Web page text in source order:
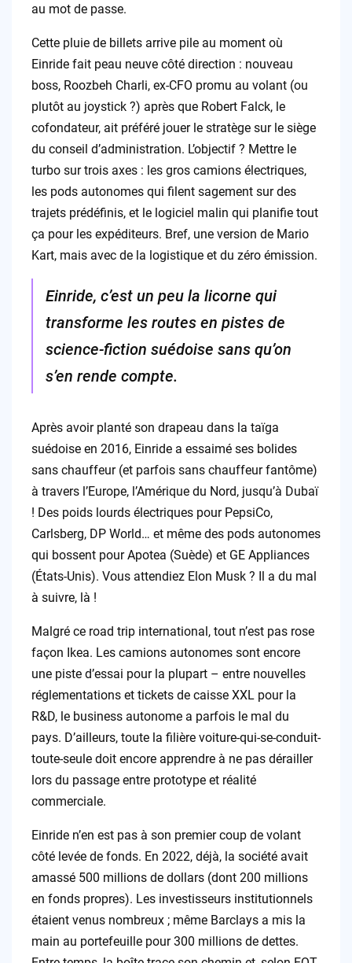
au mot de passe.
Cette pluie de billets arrive pile au moment où
Einride fait peau neuve côté direction : nouveau
boss, Roozbeh Charli, ex-CFO promu au volant (ou
plutôt au joystick ?) après que Robert Falck, le
cofondateur, ait préféré jouer le stratège sur le siège
du conseil d’administration. L’objectif ? Mettre le
turbo sur trois axes : les gros camions électriques,
les pods autonomes qui filent sagement sur des
trajets prédéfinis, et le logiciel malin qui planifie tout
ça pour les expéditeurs. Bref, une version de Mario
Kart, mais avec de la logistique et du zéro émission.
Einride, c’est un peu la licorne qui
transforme les routes en pistes de
science-fiction suédoise sans qu’on
s’en rende compte.
Après avoir planté son drapeau dans la taïga
suédoise en 2016, Einride a essaimé ses bolides
sans chauffeur (et parfois sans chauffeur fantôme)
à travers l’Europe, l’Amérique du Nord, jusqu’à Dubaï
! Des poids lourds électriques pour PepsiCo,
Carlsberg, DP World… et même des pods autonomes
qui bossent pour Apotea (Suède) et GE Appliances
(États-Unis). Vous attendiez Elon Musk ? Il a du mal
à suivre, là !
Malgré ce road trip international, tout n’est pas rose
façon Ikea. Les camions autonomes sont encore
une piste d’essai pour la plupart – entre nouvelles
réglementations et tickets de caisse XXL pour la
R&D, le business autonome a parfois le mal du
pays. D’ailleurs, toute la filière voiture-qui-se-conduit-
toute-seule doit encore apprendre à ne pas dérailler
lors du passage entre prototype et réalité
commerciale.
Einride n’en est pas à son premier coup de volant
côté levée de fonds. En 2022, déjà, la société avait
amassé 500 millions de dollars (dont 200 millions
en fonds propres). Les investisseurs institutionnels
étaient venus nombreux ; même Barclays a mis la
main au portefeuille pour 300 millions de dettes.